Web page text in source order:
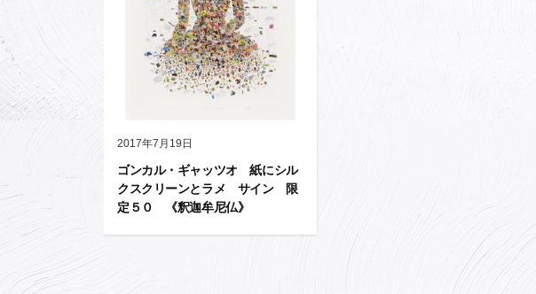
2017年7月19日
ゴンカル・ギャッツオ 紙にシル
クスクリーンとラメ サイン 限
定５０ 《釈迦牟尼仏》